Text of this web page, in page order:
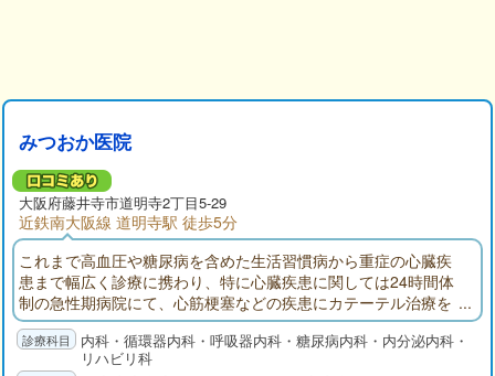
みつおか医院
大阪府藤井寺市道明寺2丁目5-29
近鉄南大阪線 道明寺駅 徒歩5分
これまで高血圧や糖尿病を含めた生活習慣病から重症の心臓疾
患まで幅広く診療に携わり、特に心臓疾患に関しては24時間体
制の急性期病院にて、心筋梗塞などの疾患にカテーテル治療を
数多く施行して参りました。当院では常勤医2名による循環器内
科診療を中心に、かかりつけ医としてお体のあらゆる症状の相
談を行なっております。特に心臓リハビリテーションを通じて
内科・循環器内科・呼吸器内科・糖尿病内科・内分泌内科・
リハビリ科